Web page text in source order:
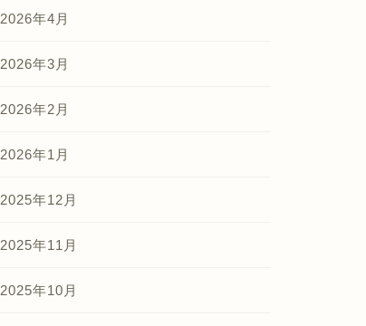
2026年4月
2026年3月
2026年2月
2026年1月
2025年12月
2025年11月
2025年10月